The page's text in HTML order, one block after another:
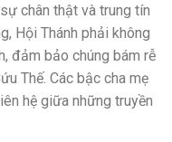
chân thật và trung tín
Hội Thánh phải không
đảm bảo chúng bám rễ
Thế. Các bậc cha mẹ
hệ giữa những truyền